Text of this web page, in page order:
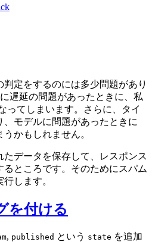
定をするのには多少問題があり
遅延の問題があったときに、私
ってしまいます。さらに、タイ
、モデルに問題があったときに
かもしれません。
データを保存して、レスポンス
るところです。そのためにスパム
します。
を付ける
, published という state を追加